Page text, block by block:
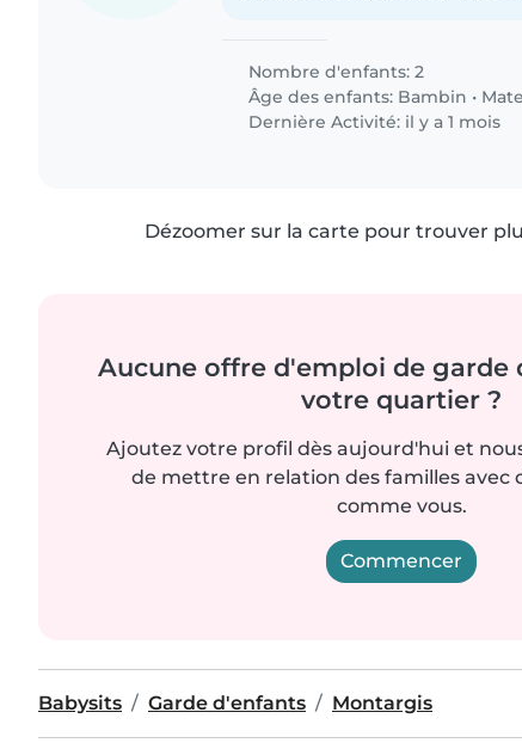
Nombre d'enfants: 2
Âge des enfants: Bambin •
Dernière Activité: il y a 1 mois
Dézoomer sur la carte pour trouver
Aucune offre d'emploi de garde
votre quartier ?
Ajoutez votre profil dès aujourd'hui et
de mettre en relation des familles avec
comme vous.
Commencer
Babysits Garde d'enfants Montargis